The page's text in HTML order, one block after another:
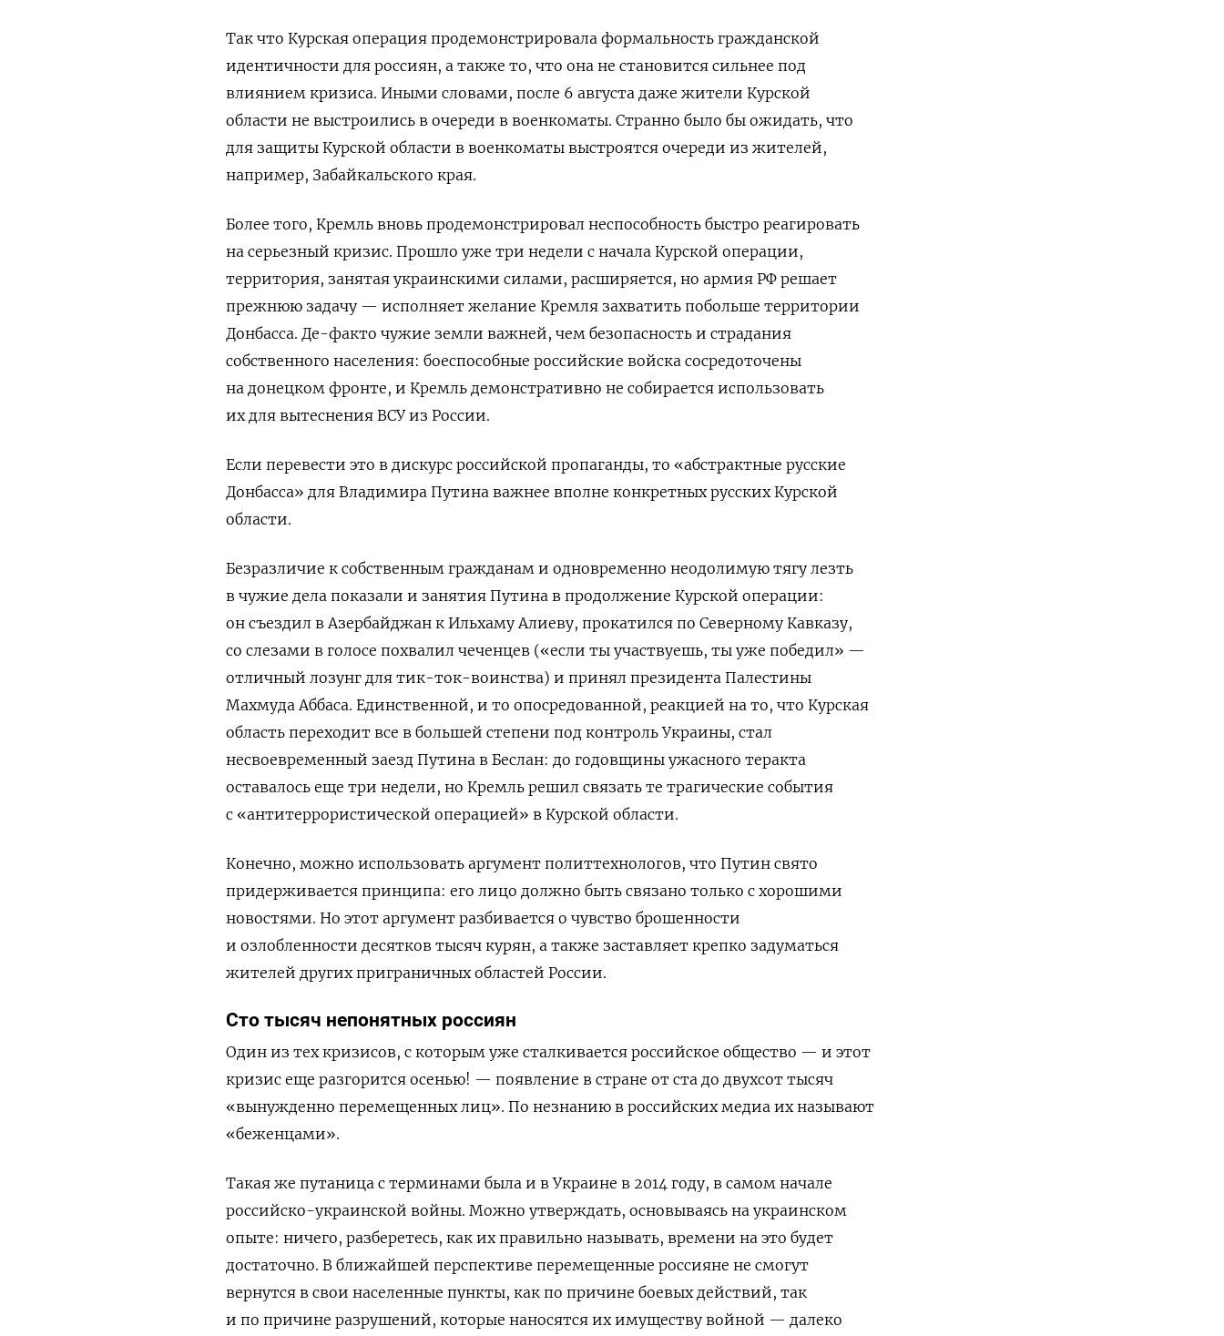
Так что Курская операция продемонстрировала формальность гражданской
идентичности для россиян, а также то, что она не становится сильнее под
влиянием кризиса. Иными словами, после 6 августа даже жители Курской
области не выстроились в очереди в военкоматы. Странно было бы ожидать, что
для защиты Курской области в военкоматы выстроятся очереди из жителей,
например, Забайкальского края.
Более того, Кремль вновь продемонстрировал неспособность быстро реагировать
на серьезный кризис. Прошло уже три недели с начала Курской операции,
территория, занятая украинскими силами, расширяется, но армия РФ решает
прежнюю задачу — исполняет желание Кремля захватить побольше территории
Донбасса. Де-факто чужие земли важней, чем безопасность и страдания
собственного населения: боеспособные российские войска сосредоточены
на донецком фронте, и Кремль демонстративно не собирается использовать
их для вытеснения ВСУ из России.
Если перевести это в дискурс российской пропаганды, то «абстрактные русские
Донбасса» для Владимира Путина важнее вполне конкретных русских Курской
области.
Безразличие к собственным гражданам и одновременно неодолимую тягу лезть
в чужие дела показали и занятия Путина в продолжение Курской операции:
он съездил в Азербайджан к Ильхаму Алиеву, прокатился по Северному Кавказу,
со слезами в голосе похвалил чеченцев («если ты участвуешь, ты уже победил» —
отличный лозунг для тик-ток-воинства) и принял президента Палестины
Махмуда Аббаса. Единственной, и то опосредованной, реакцией на то, что Курская
область переходит все в большей степени под контроль Украины, стал
несвоевременный заезд Путина в Беслан: до годовщины ужасного теракта
оставалось еще три недели, но Кремль решил связать те трагические события
с «антитеррористической операцией» в Курской области.
Конечно, можно использовать аргумент политтехнологов, что Путин свято
придерживается принципа: его лицо должно быть связано только с хорошими
новостями. Но этот аргумент разбивается о чувство брошенности
и озлобленности десятков тысяч курян, а также заставляет крепко задуматься
жителей других приграничных областей России.
Сто тысяч непонятных россиян
Один из тех кризисов, с которым уже сталкивается российское общество — и этот
кризис еще разгорится осенью! — появление в стране от ста до двухсот тысяч
«вынужденно перемещенных лиц». По незнанию в российских медиа их называют
«беженцами».
Такая же путаница с терминами была и в Украине в 2014 году, в самом начале
российско-украинской войны. Можно утверждать, основываясь на украинском
опыте: ничего, разберетесь, как их правильно называть, времени на это будет
достаточно. В ближайшей перспективе перемещенные россияне не смогут
вернутся в свои населенные пункты, как по причине боевых действий, так
и по причине разрушений, которые наносятся их имуществу войной — далеко